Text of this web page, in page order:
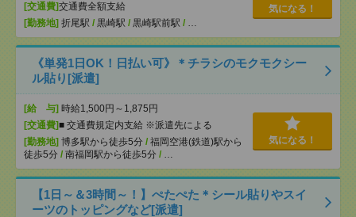
[交通費]交通費全額支給
[勤務地] 折尾駅 / 黒崎駅 / 黒崎駅前駅 / …
気になる！
《単発1日OK！日払い可》＊チラシのモクモクシー
ル貼り[派遣]
[給 与] 時給1,500円～1,875円
[交通費]■ 交通費規定内支給 ※派遣先による
[勤務地] 博多駅から徒歩5分 / 福岡空港(鉄道)駅から
徒歩5分 / 南福岡駅から徒歩5分 / …
気になる！
【1日～＆3時間～！】ぺたぺた＊シール貼りやスイ
ーツのトッピングなど[派遣]